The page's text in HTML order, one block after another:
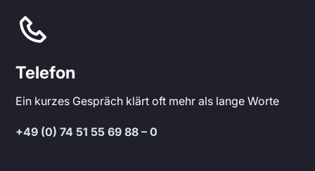
Telefon
Ein kurzes Gespräch klärt oft mehr als lange Worte
+49 (0) 74 51 55 69 88 – 0